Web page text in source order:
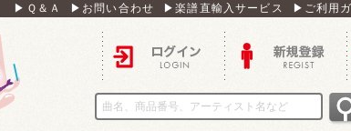
▶Ｑ＆Ａ ▶お問い合わせ ▶楽譜直輸入サービス ▶ご利用